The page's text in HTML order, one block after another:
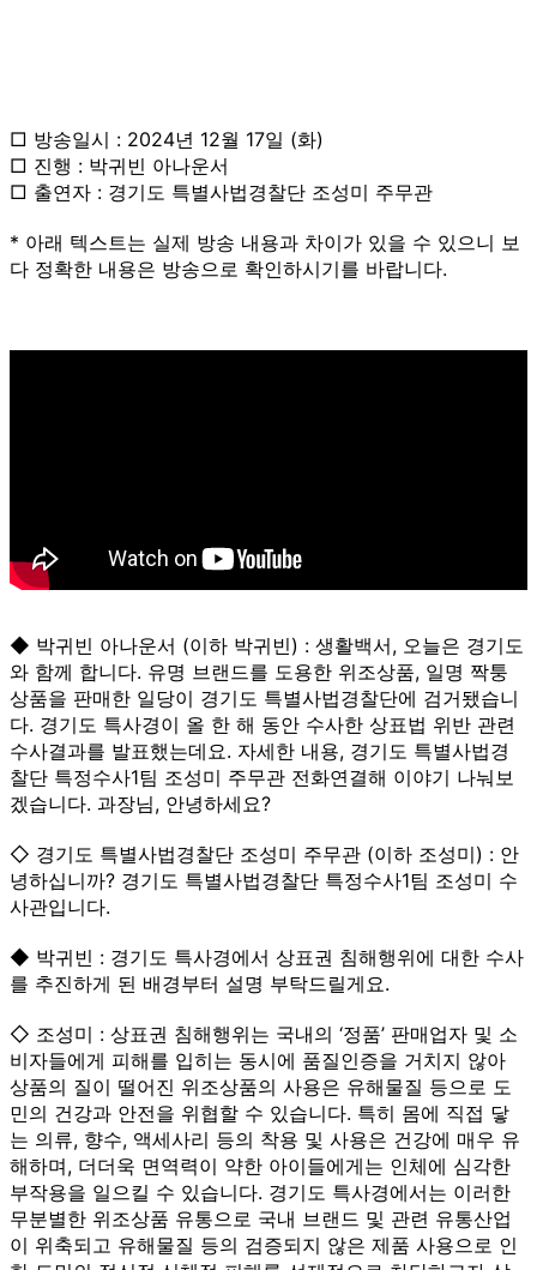
□ 방송일시 : 2024년 12월 17일 (화)
□ 진행 : 박귀빈 아나운서
□ 출연자 : 경기도 특별사법경찰단 조성미 주무관
* 아래 텍스트는 실제 방송 내용과 차이가 있을 수 있으니 보
다 정확한 내용은 방송으로 확인하시기를 바랍니다.
◆ 박귀빈 아나운서 (이하 박귀빈) : 생활백서, 오늘은 경기도
와 함께 합니다. 유명 브랜드를 도용한 위조상품, 일명 짝퉁
상품을 판매한 일당이 경기도 특별사법경찰단에 검거됐습니
다. 경기도 특사경이 올 한 해 동안 수사한 상표법 위반 관련
수사결과를 발표했는데요. 자세한 내용, 경기도 특별사법경
찰단 특정수사1팀 조성미 주무관 전화연결해 이야기 나눠보
겠습니다. 과장님, 안녕하세요?
◇ 경기도 특별사법경찰단 조성미 주무관 (이하 조성미) : 안
녕하십니까? 경기도 특별사법경찰단 특정수사1팀 조성미 수
사관입니다.
◆ 박귀빈 : 경기도 특사경에서 상표권 침해행위에 대한 수사
를 추진하게 된 배경부터 설명 부탁드릴게요.
◇ 조성미 : 상표권 침해행위는 국내의 ‘정품’ 판매업자 및 소
비자들에게 피해를 입히는 동시에 품질인증을 거치지 않아
상품의 질이 떨어진 위조상품의 사용은 유해물질 등으로 도
민의 건강과 안전을 위협할 수 있습니다. 특히 몸에 직접 닿
는 의류, 향수, 액세사리 등의 착용 및 사용은 건강에 매우 유
해하며, 더더욱 면역력이 약한 아이들에게는 인체에 심각한
부작용을 일으킬 수 있습니다. 경기도 특사경에서는 이러한
무분별한 위조상품 유통으로 국내 브랜드 및 관련 유통산업
이 위축되고 유해물질 등의 검증되지 않은 제품 사용으로 인